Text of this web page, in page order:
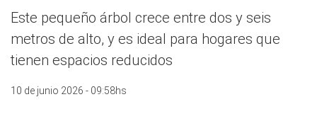
Este pequeño árbol crece entre dos y seis
metros de alto, y es ideal para hogares que
tienen espacios reducidos
10 de junio 2026 - 09:58hs